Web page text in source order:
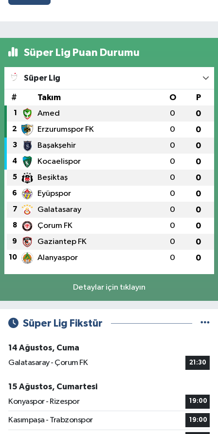
Süper Lig Puan Durumu
Süper Lig
# Takım O P
1 Amed 0 0
2 Erzurumspor FK 0 0
3 Başakşehir 0 0
4 Kocaelispor 0 0
5 Beşiktaş 0 0
6 Eyüpspor 0 0
7 Galatasaray 0 0
8 Çorum FK 0 0
9 Gaziantep FK 0 0
10 Alanyaspor 0 0
Detaylar için tıklayın
Süper Lig Fikstür
14 Ağustos, Cuma
Galatasaray - Çorum FK
21:30
15 Ağustos, Cumartesi
Konyaspor - Rizespor
19:00
Kasımpaşa - Trabzonspor 19:00